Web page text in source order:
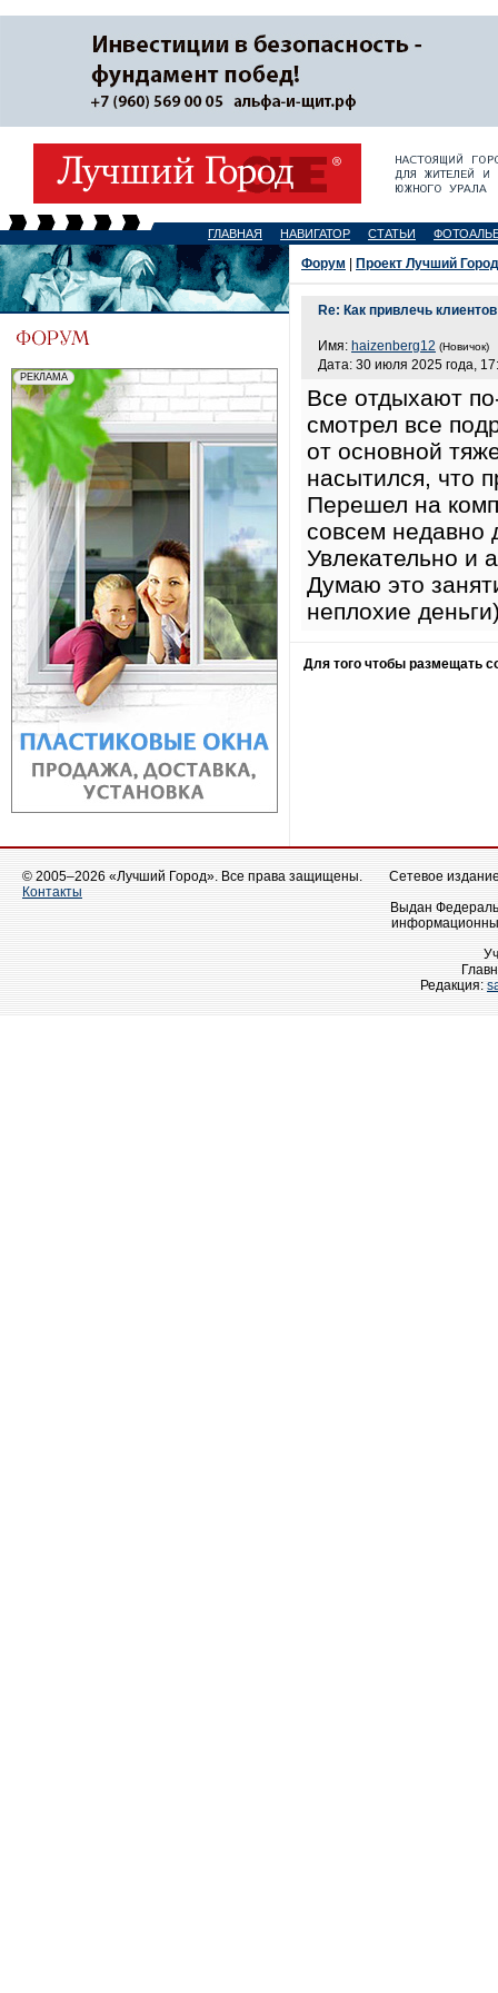
ГЛАВНАЯ НАВИГАТОР СТАТЬИ
Форум Проект Лучший Город
Re: Как привлечь
Имя: haizenberg12 (Новичок)
Дата: 30 июля 2025 года,
Все отдыхают
смотрел все
от основной
насытился, что
Перешел на
совсем недавно
Увлекательно и
Думаю это
неплохие
Для того чтобы размещать
© 2005–2026 «Лучший Город». Все права защищены.
Контакты
Сетевое
Выдан
Редакция: